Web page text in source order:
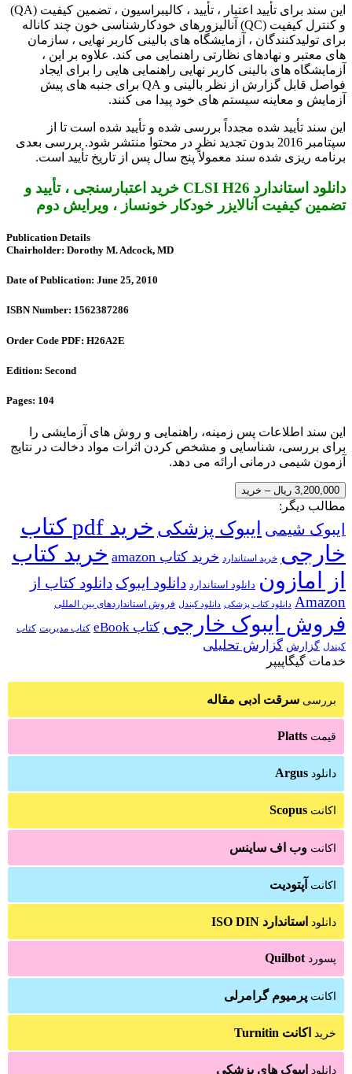
این سند برای تأیید اعتبار ، تأیید ، کالیبراسیون ، تضمین کیفیت (QA)
و کنترل کیفیت (QC) آنالیزورهای خودکارشناسی خون چند کاناله
برای تولیدکنندگان ، آزمایشگاه های بالینی کاربر نهایی ، سازمان
های معتبر و نهادهای نظارتی راهنمایی می کند. علاوه بر این ،
آزمایشگاه های بالینی کاربر نهایی راهنمایی هایی را برای ایجاد
فواصل قابل گزارش از نظر بالینی و QA برای جنبه های پیش
آزمایش و معاینه سیستم های خود پیدا می کنند.
این سند تأیید شده مجدداً بررسی شده و تأیید شده است تا از
سپتامبر 2016 بدون تجدید نظر در محتوا منتشر شود. بررسی بعدی
برنامه ریزی شده سند معمولاً پنج سال پس از تاریخ تأیید است.
دانلود استاندارد CLSI H26 خرید اعتبارسنجی ، تأیید و
تضمین کیفیت آنالایزر خودکار خونساز ، ویرایش دوم
Publication Details
Chairholder: Dorothy M. Adcock, MD
Date of Publication: June 25, 2010
ISBN Number: 1562387286
Order Code PDF: H26A2E
Edition: Second
Pages: 104
این سند اطلاعات پس زمینه، راهنمایی و روش های آزمایشی را
برای بررسی، شناسایی و مشخص کردن اثرات مواد دخالت در نتایج
آزمون شیمی درمانی ارائه می دهد.
3,200,000 ریال – خرید
مطالب دیگر:
ایبوک شیمی ایبوک پزشکی
خرید pdf کتاب
خارجی خرید استاندارد خرید کتاب amazon
خرید کتاب
از امازون دانلود استاندارد دانلود ایبوک دانلود کتاب از
Amazon دانلود کتاب پزشکی دانلود کیندل فروش استانداردهای بین المللی
فروش ایبوک خارجی کتاب eBook کتاب مدیریت کتاب
کیندل گزارش گزارش تحلیلی
خدمات گیگاپیپر
بررسی سرقت ادبی مقاله
قیمت Platts
دانلود Argus
اکانت Scopus
اکانت وب اف ساینس
اکانت آپتودیت
دانلود استاندارد ISO DIN
پسوردQuilbot
اکانت پرمیوم گرامرلی
خرید اکانت Turnitin
دانلود ایبوک های پزشکی